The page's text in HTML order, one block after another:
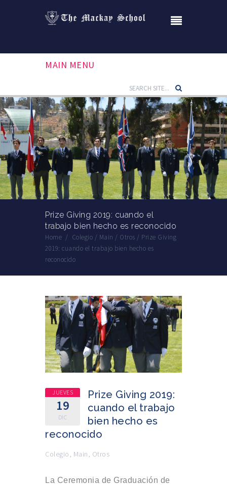
MAIN MENU
Prize Giving 2019: cuando el
trabajo bien hecho es reconocido
Home / Colegio / Main / Otros / Prize Giving
2019: cuando el trabajo bien hecho es
reconocido
JUEVES
19
DIC
Prize Giving 2019:
cuando el trabajo
bien hecho es
reconocido
Colegio Main Otros
La Ceremonia de Graduación de